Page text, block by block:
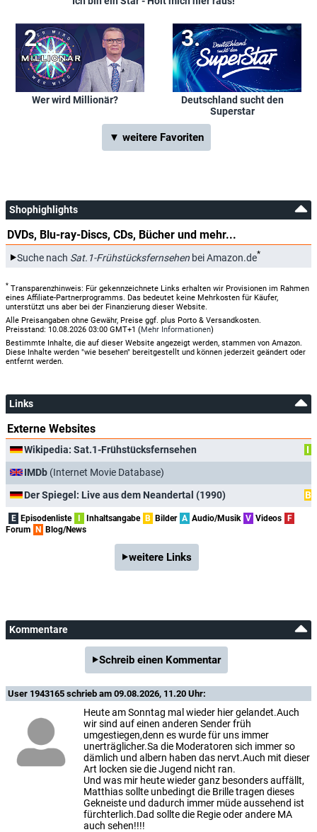
Wer wird Millionär?
Deutschland sucht den
Superstar
▼ weitere Favoriten
Shophighlights
DVDs, Blu-ray-Discs, CDs, Bücher und mehr...
Suche nach Sat.1-Frühstücksfernsehen bei Amazon.de*
* Transparenzhinweis: Für gekennzeichnete Links erhalten wir Provisionen im Rahmen
eines Affiliate-Partnerprogramms. Das bedeutet keine Mehrkosten für Käufer,
unterstützt uns aber bei der Finanzierung dieser Website.
Alle Preisangaben ohne Gewähr, Preise ggf. plus Porto & Versandkosten.
Preisstand: 10.08.2026 03:00 GMT+1 (Mehr Informationen)
Bestimmte Inhalte, die auf dieser Website angezeigt werden, stammen von Amazon.
Diese Inhalte werden "wie besehen" bereitgestellt und können jederzeit geändert oder
entfernt werden.
Links
Externe Websites
Wikipedia: Sat.1-Frühstücksfernsehen
I
IMDb (Internet Movie Database)
Der Spiegel: Live aus dem Neandertal (1990)
B
E Episodenliste Inhaltsangabe B Bilder A Audio/Musik V Videos
F
Forum
N Blog/News
weitere Links
Kommentare
Schreib einen Kommentar
User 1943165 schrieb am 09.08.2026, 11.20 Uhr:
Heute am Sonntag mal wieder hier gelandet.Auch
wir sind auf einen anderen Sender früh
umgestiegen,denn es wurde für uns immer
unerträglicher.Sa die Moderatoren sich immer so
dämlich und albern haben das nervt.Auch mit dieser
Art locken sie die Jugend nicht ran.
Und was mir heute wieder ganz besonders auffällt,
Matthias sollte unbedingt die Brille tragen dieses
Gekneiste und dadurch immer müde aussehend ist
fürchterlich.Dad sollte die Regie oder andere MA
auch sehen!!!!